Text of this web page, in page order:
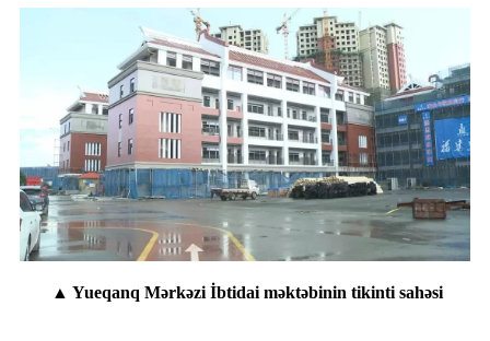
▲ Yueqanq Mərkəzi İbtidai məktəbinin tikinti sahəsi